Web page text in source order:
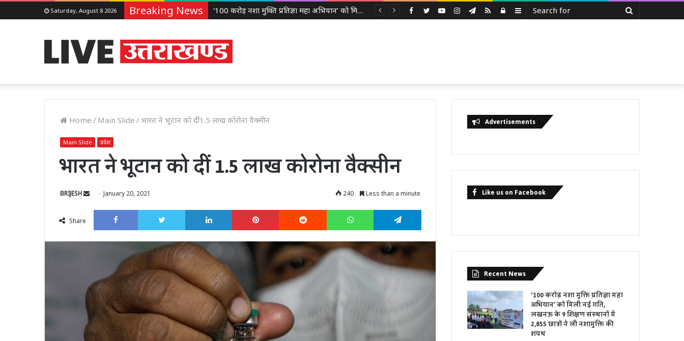
Saturday, August 8 2026 Breaking News ‘100 करोड़ नशा मुक्ति प्रतिज्ञा महा अभियान’ को मिली नई गति, लखनऊ के 9 शिक्षण संस्थानों में 2,855 छात्रों ने ली नशामुक्ति की शपथ Sidebar
Log
RSS
Telegram
Instagram
YouTube
Twitter
Facebook
Home / Main Slide / भारत ने भूटान को दीं 1.5 लाख कोरोना वैक्सीन
Main Slide प्रदेश
भारत ने भूटान को दीं 1.5 लाख कोरोना वैक्सीन
BRIJESH
SendJanuary 20, 2021 240 Less than a minute
Share
Facebook Twitter LinkedIn Pinterest Reddit WhatsApp Telegram
Advertisements
Like us on Facebook
Recent News
‘100 करोड़ नशा मुक्ति प्रतिज्ञा महा
अभियान’ को मिली नई गति,
लखनऊ के 9 शिक्षण संस्थानों में
2,855 छात्रों ने ली नशामुक्ति की
शपथ